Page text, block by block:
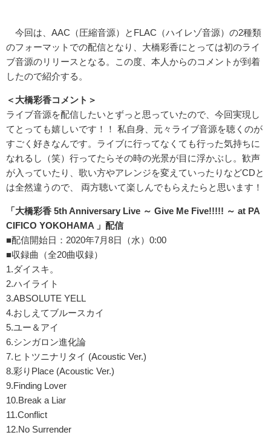
今回は、AAC（圧縮音源）とFLAC（ハイレゾ音源）の2種類
のフォーマットでの配信となり、大橋彩香にとっては初のライ
ブ音源のリリースとなる。この度、本人からのコメントが到着
したので紹介する。
＜大橋彩香コメント＞
ライブ音源を配信したいとずっと思っていたので、今回実現し
てとっても嬉しいです！！ 私自身、元々ライブ音源を聴くのが
すごく好きなんです。ライブに行ってなくても行った気持ちに
なれるし（笑）行ってたらその時の光景が目に浮かぶし。歓声
が入っていたり、歌い方やアレンジを変えていったりなどCDと
は全然違うので、 両方聴いて楽しんでもらえたらと思います！
「大橋彩香 5th Anniversary Live ～ Give Me Five!!!!! ～ at PA
CIFICO YOKOHAMA 」配信
■配信開始日：2020年7月8日（水）0:00
■収録曲（全20曲収録）
1.ダイスキ。
2.ハイライト
3.ABSOLUTE YELL
4.おしえてブルースカイ
5.ユー＆アイ
6.シンガロン進化論
7.ヒトツニナリタイ (Acoustic Ver.)
8.彩りPlace (Acoustic Ver.)
9.Finding Lover
10.Break a Liar
11.Conflict
12.No Surrender